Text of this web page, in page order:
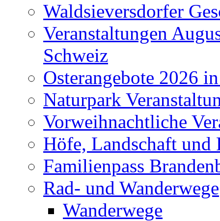
Waldsieversdorfer
Veranstaltungen
Schweiz
Osterangebote 2026
Naturpark
Vorweihnachtliche
Höfe, Landschaft und
Familienpass
Rad- und Wanderwege
Wanderwege